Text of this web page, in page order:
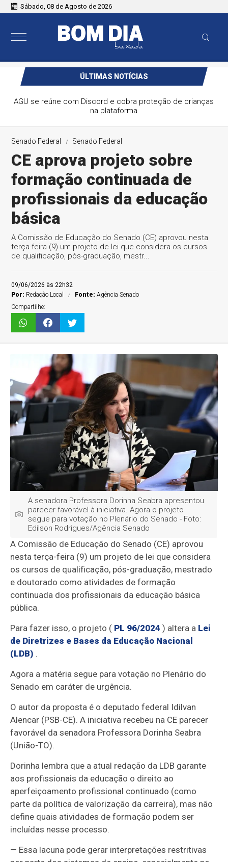
Sábado, 08 de Agosto de 2026
ÚLTIMAS NOTÍCIAS
AGU se reúne com Discord e cobra proteção de crianças
na plataforma
Senado Federal Senado Federal
CE aprova projeto sobre
formação continuada de
profissionais da educação
básica
A Comissão de Educação do Senado (CE) aprovou nesta
terça-feira (9) um projeto de lei que considera os cursos
de qualificação, pós-graduação, mestr...
09/06/2026 às 22h32
Por: Redaçâo Local Fonte:Agência Senado
Compartilhe:
A senadora Professora Dorinha Seabra apresentou
parecer favorável à iniciativa. Agora o projeto
segue para votação no Plenário do Senado - Foto:
Edilson Rodrigues/Agência Senado
A Comissão de Educação do Senado (CE) aprovou
nesta terça-feira (9) um projeto de lei que considera
os cursos de qualificação, pós-graduação, mestrado
e doutorado como atividades de formação
continuada dos profissionais da educação básica
pública.
Para fazer isso, o projeto ( PL 96/2024 ) altera a Lei
de Diretrizes e Bases da Educação Nacional
(LDB) .
Agora a matéria segue para votação no Plenário do
Senado em caráter de urgência.
O autor da proposta é o deputado federal Idilvan
Alencar (PSB-CE). A iniciativa recebeu na CE parecer
favorável da senadora Professora Dorinha Seabra
(União-TO).
Dorinha lembra que a atual redação da LDB garante
aos profissionais da educação o direito ao
aperfeiçoamento profissional continuado (como
parte da política de valorização da carreira), mas não
define quais atividades de formação podem ser
incluídas nesse processo.
— Essa lacuna pode gerar interpretações restritivas